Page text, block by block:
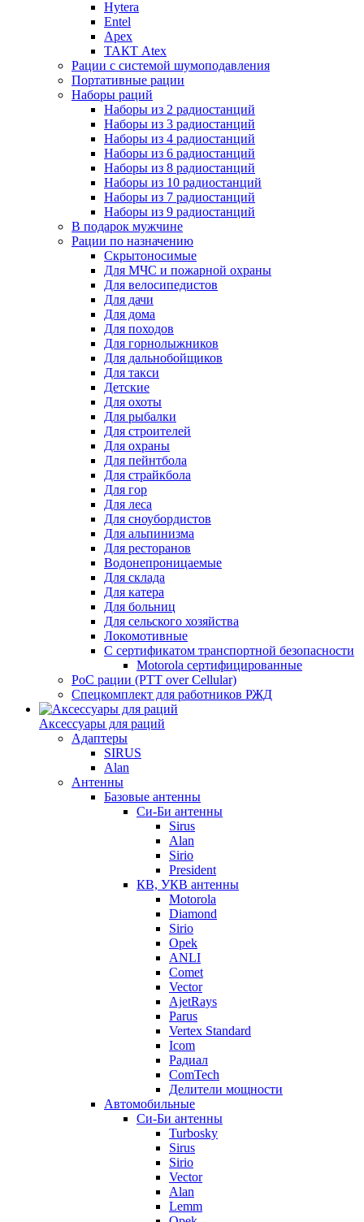
Hytera
Entel
Apex
ТАКТ Atex
Рации с системой шумоподавления
Портативные рации
Наборы раций
Наборы из 2 радиостанций
Наборы из 3 радиостанций
Наборы из 4 радиостанций
Наборы из 6 радиостанций
Наборы из 8 радиостанций
Наборы из 10 радиостанций
Наборы из 7 радиостанций
Наборы из 9 радиостанций
В подарок мужчине
Рации по назначению
Скрытоносимые
Для МЧС и пожарной охраны
Для велосипедистов
Для дачи
Для дома
Для походов
Для горнолыжников
Для дальнобойщиков
Для такси
Детские
Для охоты
Для рыбалки
Для строителей
Для охраны
Для пейнтбола
Для страйкбола
Для гор
Для леса
Для сноубордистов
Для альпинизма
Для ресторанов
Водонепроницаемые
Для склада
Для катера
Для больниц
Для сельского хозяйства
Локомотивные
С сертификатом транспортной безопасности
Motorola сертифицированные
PoC рации (PTT over Cellular)
Спецкомплект для работников РЖД
Аксессуары для раций
Адаптеры
SIRUS
Alan
Антенны
Базовые антенны
Си-Би антенны
Sirus
Alan
Sirio
President
КВ, УКВ антенны
Motorola
Diamond
Sirio
Opek
ANLI
Comet
Vector
AjetRays
Parus
Vertex Standard
Icom
Радиал
ComTech
Делители мощности
Автомобильные
Си-Би антенны
Turbosky
Sirus
Sirio
Vector
Alan
Lemm